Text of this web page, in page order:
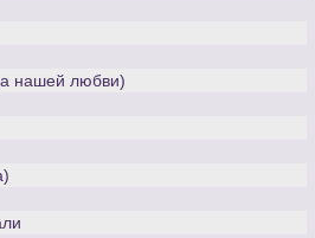
нашей любви)